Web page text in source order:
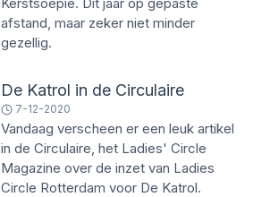
afstand, maar zeker niet minder
gezellig.
De Katrol in de Circulaire
7-12-2020
Vandaag verscheen er een leuk artikel
in de Circulaire, het Ladies' Circle
Magazine over de inzet van Ladies
Circle Rotterdam voor De Katrol.